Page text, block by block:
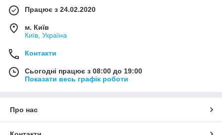
Працює з 24.02.2020
м. Київ
Київ, Україна
Контакти
Сьогодні працює з 08:00 до 19:00
Показати весь графік роботи
Про нас